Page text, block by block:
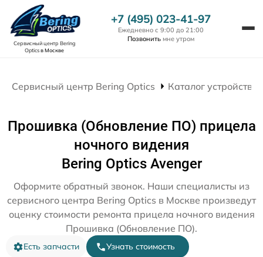
Сервисный центр Bering
Opticsв Москве
+7 (495) 023-41-97
Ежедневно с 9:00 до 21:00
Позвонить мне утром
Сервисный центр Bering Optics Каталог устройств
Прошивка (Обновление ПО) прицела
ночного видения
Bering Optics Avenger
Оформите обратный звонок. Наши специалисты из
сервисного центра Bering Optics в Москве произведут
оценку стоимости ремонта прицела ночного видения
Прошивка (Обновление ПО).
Есть запчасти Узнать стоимость